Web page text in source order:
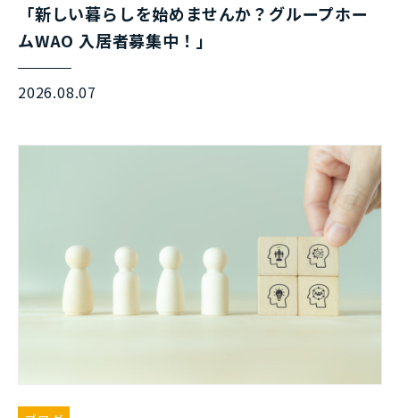
「新しい暮らしを始めませんか？グループホー
ムWAO 入居者募集中！」
2026.08.07